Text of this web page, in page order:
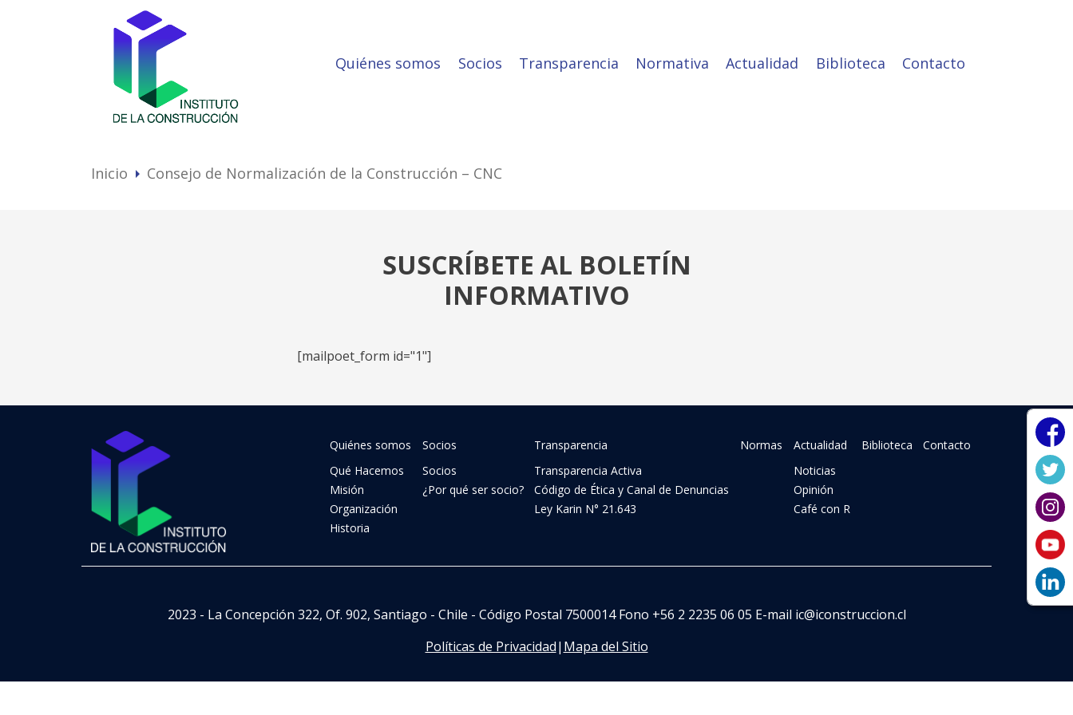
Quiénes somos Socios Transparencia Normativa Actualidad Biblioteca Contacto
Inicio arrow_right Consejo de Normalización de la Construcción – CNC
SUSCRÍBETE AL BOLETÍN
INFORMATIVO
[mailpoet_form id="1"]
Quiénes somos
Qué Hacemos
Misión
Organización
Historia
Socios
Socios
¿Por qué ser socio?
Transparencia
Transparencia Activa
Código de Ética y Canal de Denuncias
Ley Karin N° 21.643
Normas
Actualidad
Noticias
Opinión
Café con R
Biblioteca Contacto
2023 - La Concepción 322, Of. 902, Santiago - Chile - Código Postal 7500014 Fono +56 2 2235 06 05 E-mail ic@iconstruccion.cl
Políticas de Privacidad| Mapa del Sitio